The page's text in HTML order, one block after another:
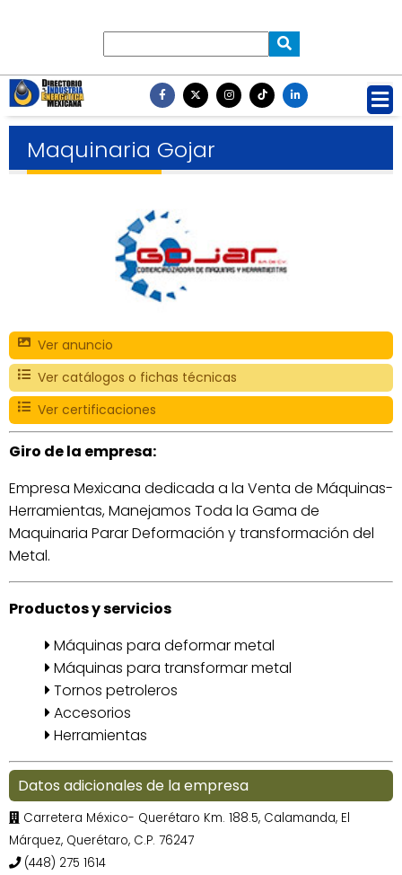
Maquinaria Gojar
Ver anuncio
Ver catálogos o fichas técnicas
Ver certificaciones
Giro de la empresa:
Empresa Mexicana dedicada a la Venta de Máquinas-
Herramientas, Manejamos Toda la Gama de
Maquinaria Parar Deformación y transformación del
Metal.
Productos y servicios
Máquinas para deformar metal
Máquinas para transformar metal
Tornos petroleros
Accesorios
Herramientas
Datos adicionales de la empresa
Carretera México- Querétaro Km. 188.5, Calamanda, El
Márquez, Querétaro, C.P. 76247
(448) 275 1614